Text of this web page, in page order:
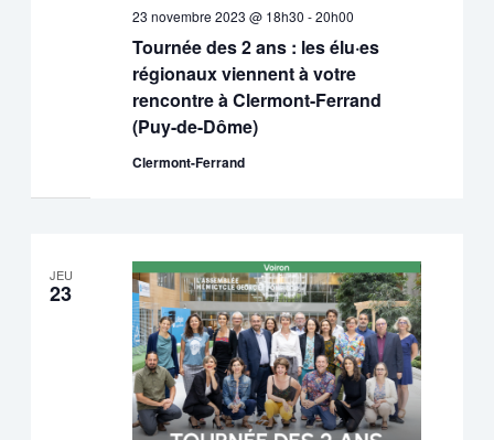
Tournée des 2 ans : les élu·es
régionaux viennent à votre
rencontre à Clermont-Ferrand
(Puy-de-Dôme)
23 novembre 2023 @ 18h30 -20h00
Clermont-Ferrand
JEU
23